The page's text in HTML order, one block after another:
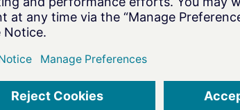
도를 인정받아 리더로 선정된 이유를 알아보세
더들로 선정된 플랫폼과 솔루션들의 강점과
터 과학 및 머신 러닝에 적합한 플랫폼을 선택